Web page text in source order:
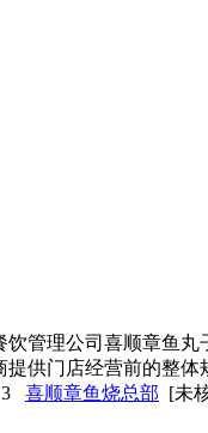
理公司喜顺章鱼丸
提供门店经营前的整体
喜顺章鱼烧总部 [未